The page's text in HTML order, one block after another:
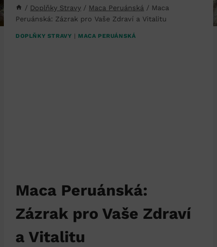
/ Doplňky Stravy / Maca Peruánská / Maca
Peruánská: Zázrak pro Vaše Zdraví a Vitalitu
DOPLŇKY STRAVY MACA PERUÁNSKÁ
Maca Peruánská:
Zázrak pro Vaše Zdraví
a Vitalitu